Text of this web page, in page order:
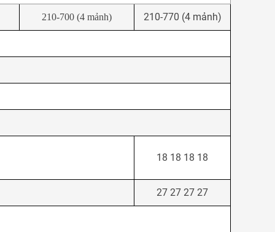
210-700 (4 mảnh) 210-770 (4 mảnh)
18 18 18 18
27 27 27 27